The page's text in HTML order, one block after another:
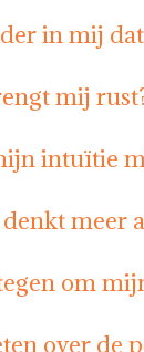
in mij
mij
intuïtie
meer
om
over de